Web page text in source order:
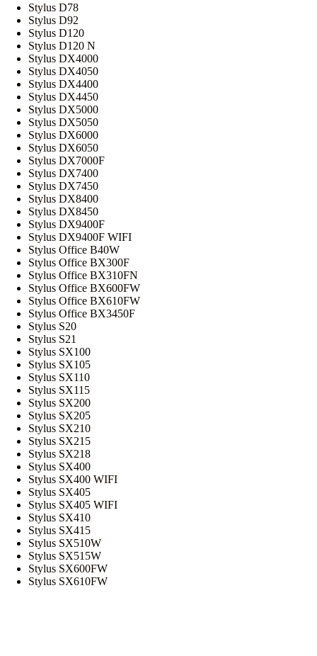
Stylus D78
Stylus D92
Stylus D120
Stylus D120 N
Stylus DX4000
Stylus DX4050
Stylus DX4400
Stylus DX4450
Stylus DX5000
Stylus DX5050
Stylus DX6000
Stylus DX6050
Stylus DX7000F
Stylus DX7400
Stylus DX7450
Stylus DX8400
Stylus DX8450
Stylus DX9400F
Stylus DX9400F WIFI
Stylus Office B40W
Stylus Office BX300F
Stylus Office BX310FN
Stylus Office BX600FW
Stylus Office BX610FW
Stylus Office BX3450F
Stylus S20
Stylus S21
Stylus SX100
Stylus SX105
Stylus SX110
Stylus SX115
Stylus SX200
Stylus SX205
Stylus SX210
Stylus SX215
Stylus SX218
Stylus SX400
Stylus SX400 WIFI
Stylus SX405
Stylus SX405 WIFI
Stylus SX410
Stylus SX415
Stylus SX510W
Stylus SX515W
Stylus SX600FW
Stylus SX610FW